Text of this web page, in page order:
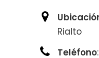
Rialto
Teléfono: